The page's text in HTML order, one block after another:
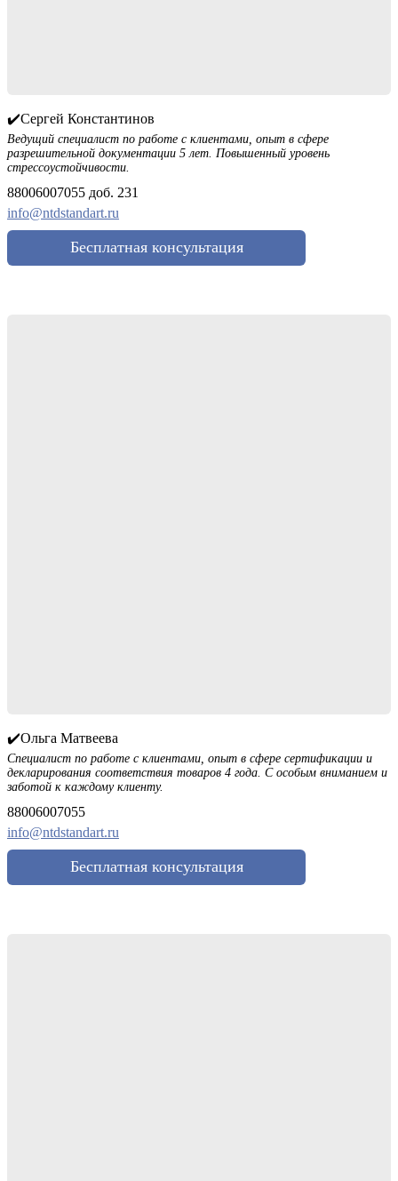
✔️Сергей Константинов
Ведущий специалист по работе с клиентами, опыт в сфере
разрешительной документации 5 лет. Повышенный уровень
стрессоустойчивости.
88006007055 доб. 231
info@ntdstandart.ru
Бесплатная консультация
✔️Ольга Матвеева
Специалист по работе с клиентами, опыт в сфере сертификации и
декларирования соответствия товаров 4 года. С особым вниманием и
заботой к каждому клиенту.
88006007055
info@ntdstandart.ru
Бесплатная консультация